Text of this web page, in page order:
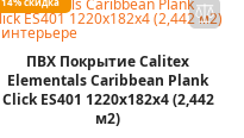
ПВХ Покрытие Calitex
Elementals Caribbean Plank
Click ES401 1220x182x4 (2,442
м2)